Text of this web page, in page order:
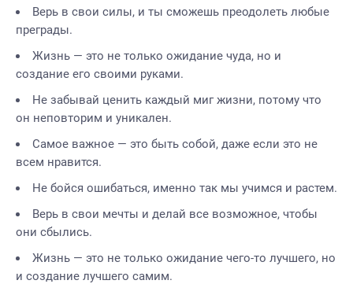
Верь в свои силы, и ты сможешь преодолеть любые
преграды.
Жизнь — это не только ожидание чуда, но и
создание его своими руками.
Не забывай ценить каждый миг жизни, потому что
он неповторим и уникален.
Самое важное — это быть собой, даже если это не
всем нравится.
Не бойся ошибаться, именно так мы учимся и растем.
Верь в свои мечты и делай все возможное, чтобы
они сбылись.
Жизнь — это не только ожидание чего-то лучшего, но
и создание лучшего самим.